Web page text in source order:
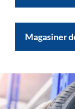
Magasiner